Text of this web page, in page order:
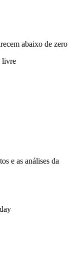
abaixo de zero
livre
e as análises da